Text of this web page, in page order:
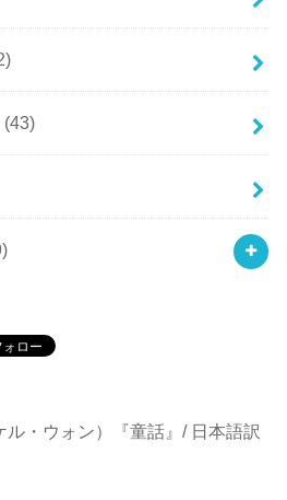
(43)
ル・ウォン）『童話』/ 日本語訳